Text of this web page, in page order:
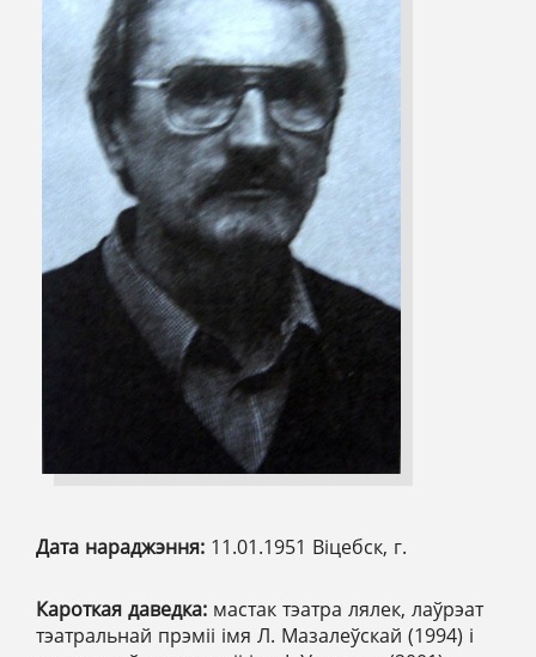
Дата нараджэння: 11.01.1951 Віцебск, г.
Кароткая даведка: мастак тэатра лялек, лаўрэат
тэатральнай прэміі імя Л. Мазалеўскай (1994) і